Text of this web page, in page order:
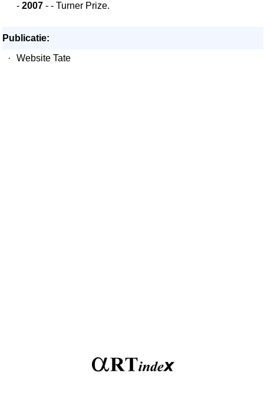
- 2007 - - Turner Prize.
Publicatie:
·
Website Tate